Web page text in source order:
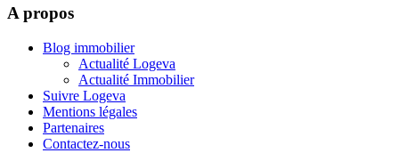
A propos
Blog immobilier
Actualité Logeva
Actualité Immobilier
Suivre Logeva
Mentions légales
Partenaires
Contactez-nous